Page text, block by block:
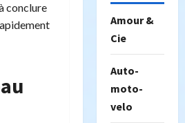
conclure
Amour &
Cie
Auto-
moto-
velo